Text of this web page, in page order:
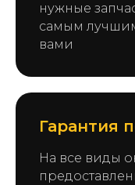
нужные
самым
вами
Гарантия
На все виды